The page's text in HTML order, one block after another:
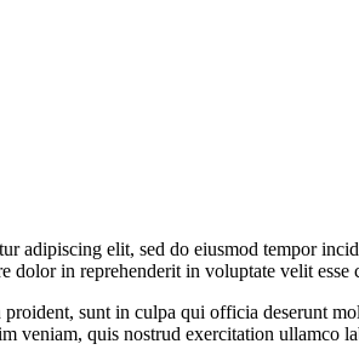
adipiscing elit, sed do eiusmod tempor
dolor in reprehenderit in voluptate velit
proident, sunt in culpa qui officia deserunt
veniam, quis nostrud exercitation ullamco